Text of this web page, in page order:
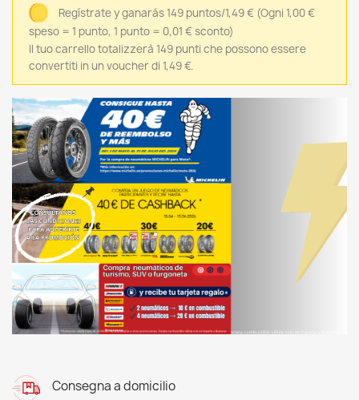
Regístrate y ganarás 149 puntos/1,49 € (Ogni 1,00 €
speso = 1 punto, 1 punto = 0,01 € sconto)
Il tuo carrello totalizzerà 149 punti che possono essere
convertiti in un voucher di 1,49 €.
Consegna a domicilio